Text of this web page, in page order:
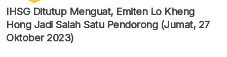
IHSG Ditutup Menguat, Emiten Lo Kheng
Hong Jadi Salah Satu Pendorong (Jumat, 27
Oktober 2023)